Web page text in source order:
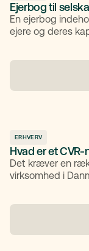
Ejerbog til
En ejerbog
ejere og deres
ERHVERV
Hvad er et
Det kræver en
virksomhed i
have det, og
registret.